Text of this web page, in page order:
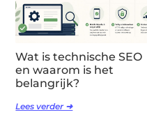
Wat is technische SEO
en waarom is het
belangrijk?
Lees verder ➜